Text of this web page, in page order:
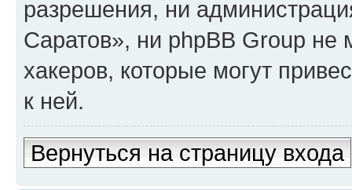
разрешения, ни
Саратов», ни phpBB Group не
хакеров, которые могут
к ней.
Вернуться на страницу входа